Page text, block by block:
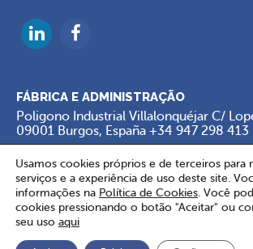
FÁBRICA E ADMINISTRAÇÃO
Poligono Industrial Villalonquéjar C/
09001 Burgos, España +34 947 298 413
Copyright © 2026 Eurofrits. Todos los derechos
de uso
Política de Cookies .Configurações de
Usamos cookies próprios e de terceiros para
serviços e a experiência de uso deste site.
informações na Política de Cookies . Você
cookies pressionando o botão "Aceitar" ou
seu uso aqui